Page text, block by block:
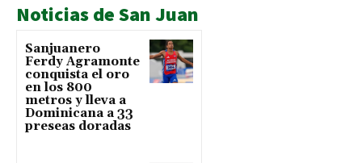
Noticias de San Juan
Sanjuanero
Ferdy Agramonte
conquista el oro
en los 800
metros y lleva a
Dominicana a 33
preseas doradas